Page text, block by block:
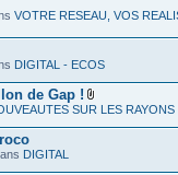
VOTRE RESEAU, VOS
DIGITAL - ECOS
de Gap !
SUR LES RAYONS
DIGITAL